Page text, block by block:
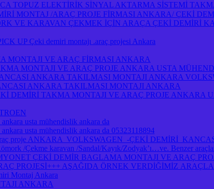
TOPUZ ELEKTİRİK SİNYAL AKTARMA SİSTEMİ
MONTAJ /ARAÇ PROJE FİRMASI ANKARA/ ÇEKİ
VE KARAVAN ÇEKMEK İÇİN ARAÇA ÇEKİ DEMİRİ
UP Çeki demiri montajı .araç projesi Ankara
MONTAJI VE ARAÇ FİRMASI ANKARA
MONTAJI VE ARAÇ PROJE ANKARA USTA
ANKARA TAKILMASI MONTAJI ANKARA
ANKARA TAKILMASI MONTAJI ANKARA
DEMİRİ TAKMA MONTAJI VE ARAÇ PROJE ANKARA
usta mühendislik ankara da
usta mühendislik ankara da 05323118894
araç proje ANKARA VOLKSWAGEN -ÇEKİ DEMİRİ
/Çekme karavan /Sandal/Kayık/Zodyak’ı…ve. Benzer
ÇEKİ DEMİR BAGLAMA MONTAJI VE ARAÇ
PROJESİ+++ AŞAĞIDA ÖRNEK VERDİĞİMİZ
Montaj Ankara
ANKARA